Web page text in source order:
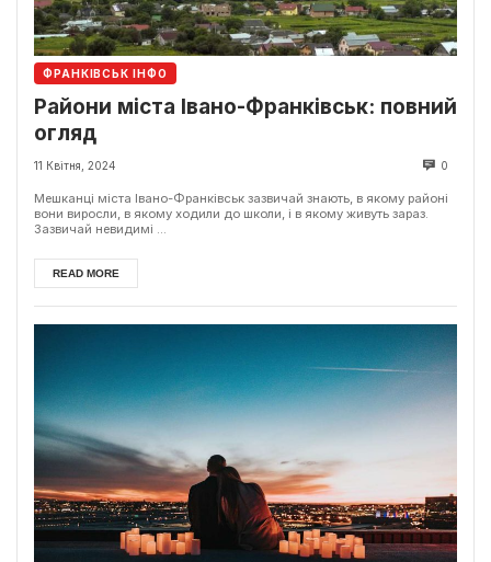
ФРАНКІВСЬК ІНФО
Райони міста Івано-Франківськ: повний
огляд
11 Квітня, 2024 0
Мешканці міста Івано-Франківськ зазвичай знають, в якому районі
вони виросли, в якому ходили до школи, і в якому живуть зараз.
Зазвичай невидимі ...
READ MORE